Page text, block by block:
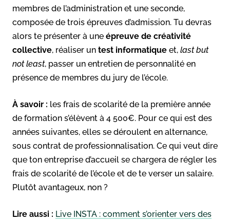
membres de l’administration et une seconde,
composée de trois épreuves d’admission. Tu devras
alors te présenter à une épreuve de créativité
collective, réaliser un test informatique et, last but
not least, passer un entretien de personnalité en
présence de membres du jury de l’école.
À savoir : les frais de scolarité de la première année
de formation s’élèvent à 4 500€. Pour ce qui est des
années suivantes, elles se déroulent en alternance,
sous contrat de professionnalisation. Ce qui veut dire
que ton entreprise d’accueil se chargera de régler les
frais de scolarité de l’école et de te verser un salaire.
Plutôt avantageux, non ?
Lire aussi : Live INSTA : comment s’orienter vers des